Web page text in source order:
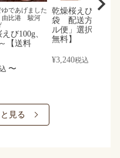
であげました
比港 駿河
び100g、
【送料
〜
乾燥桜えび30g、3
袋 配送方法「メ
ル便」選択で【送
無料】
¥3,240税込
見る